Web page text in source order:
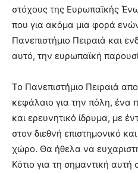
στόχους της Ευρωπαϊκής
που για ακόμα μια φορά
Πανεπιστήμιο Πειραιά και
αυτό, την ευρωπαϊκή
Το Πανεπιστήμιο Πειραιά
κεφάλαιο για την πόλη, ένα
και ερευνητικό ίδρυμα, με
στον διεθνή επιστημονικό
χώρο. Θα ήθελα να
Κότιο για τη σημαντική